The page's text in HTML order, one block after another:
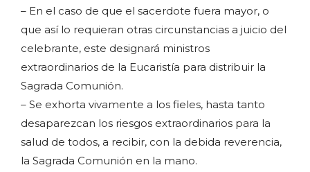
– En el caso de que el sacerdote fuera mayor, o
que así lo requieran otras circunstancias a juicio del
celebrante, este designará ministros
extraordinarios de la Eucaristía para distribuir la
Sagrada Comunión.
– Se exhorta vivamente a los fieles, hasta tanto
desaparezcan los riesgos extraordinarios para la
salud de todos, a recibir, con la debida reverencia,
la Sagrada Comunión en la mano.